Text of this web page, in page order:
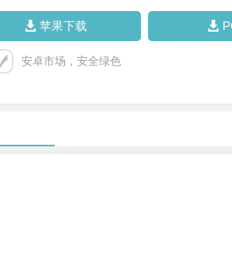
苹果下载
安卓市场，安全绿色